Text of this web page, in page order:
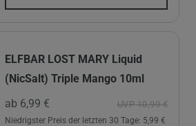
ELFBAR LOST MARY Liquid
(NicSalt) Triple Mango 10ml
UVP 10,99 €
ab 6,99 €
Niedrigster Preis der letzten 30 Tage: 5,99 €